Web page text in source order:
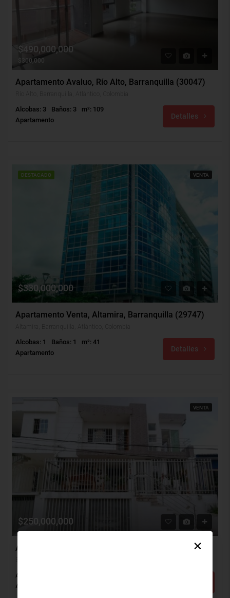
$490,000,000
$300,000
Apartamento Avaluo, Río Alto, Barranquilla (30047)
Alcobas: 3 Baños: 3
m²: 109
Apartamento
Detalles
DESTACADO VENTA
$330,000,000
Apartamento Venta, Altamira, Barranquilla (29747)
Alcobas: 1 Baños: 1
m²: 41
Apartamento
Detalles
VENTA
$250,000,000
Apartamento Venta, El Silencio, Barranquilla (29405)
Alcobas: 3
Apartamento